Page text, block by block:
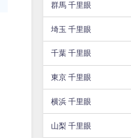
群馬 千里眼
埼玉 千里眼
千葉 千里眼
東京 千里眼
横浜 千里眼
山梨 千里眼